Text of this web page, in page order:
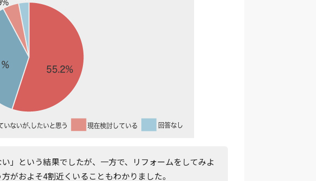
」という結果でしたが、一方で、リフォームをしてみよ
がおよそ4割近くいることもわかりました。